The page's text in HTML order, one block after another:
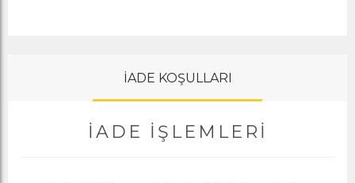
İADE KOŞULLARI
İADE İŞLEMLERI